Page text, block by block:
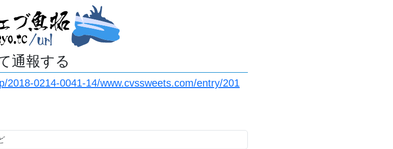
通報する
2018-0214-0041-14/www.cvssweets.com/entry/201